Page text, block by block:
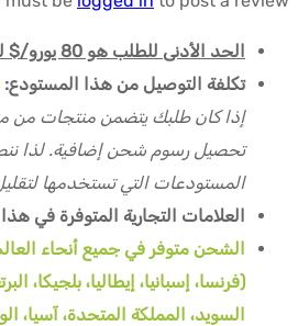
الحد الأدنى للطلب هو 80 يورو/$ لجميع الطلبات!
تكلفة التوصيل من هذا المستودع:
إذا كان طلبك يتضمن منتجات من
تحصيل رسوم شحن إضافية. لذا
المستودعات التي تستخدمها
العلامات التجارية المتوفرة في
الشحن متوفر في جميع أنحاء
(فرنسا، إسبانيا، إيطاليا، بلجيكا،
السويد، المملكة المتحدة، آسيا،